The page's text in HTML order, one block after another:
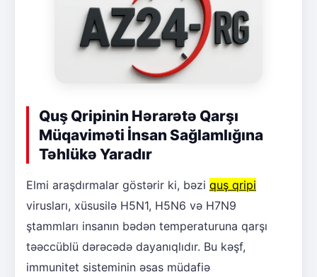
Quş Qripinin Hərarətə Qarşı
Müqaviməti İnsan Sağlamlığına
Təhlükə Yaradır
Elmi araşdırmalar göstərir ki, bəzi quş qripi
virusları, xüsusilə H5N1, H5N6 və H7N9
ştammları insanın bədən temperaturuna qarşı
təəccüblü dərəcədə dayanıqlıdır. Bu kəşf,
immunitet sisteminin əsas müdafiə